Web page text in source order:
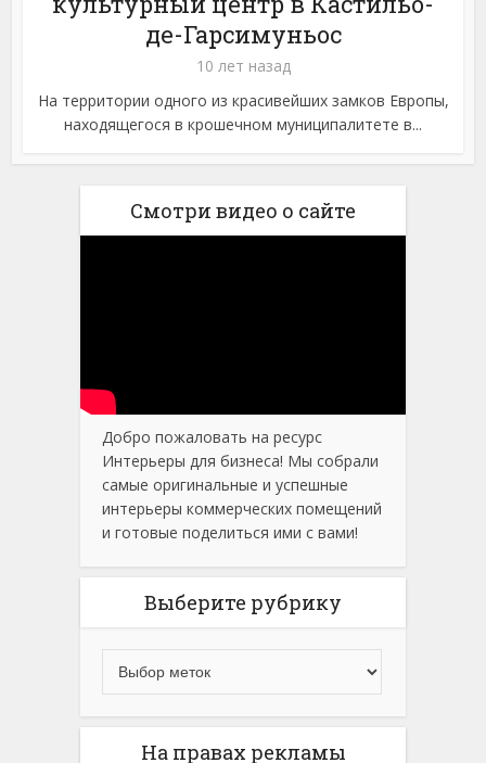
де-Гарсимуньос
10 лет назад
На территории одного из красивейших замков Европы,
находящегося в крошечном муниципалитете в...
Смотри видео о сайте
Добро пожаловать на ресурс
Интерьеры для бизнеса! Мы собрали
самые оригинальные и успешные
интерьеры коммерческих помещений
и готовые поделиться ими с вами!
Выберите рубрику
На правах рекламы